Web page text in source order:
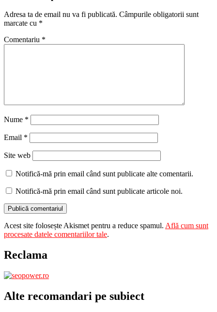
Adresa ta de email nu va fi publicată. Câmpurile obligatorii sunt
marcate cu *
Comentariu *
Nume *
Email *
Site web
Notifică-mă prin email când sunt publicate alte comentarii.
Notifică-mă prin email când sunt publicate articole noi.
Acest site folosește Akismet pentru a reduce spamul. Află cum sunt
procesate datele comentariilor tale.
Reclama
Alte recomandari pe subiect